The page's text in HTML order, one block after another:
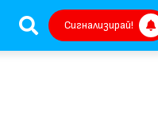
Сигнализирай!